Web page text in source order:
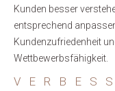
Kunden besser
entsprechend
Kundenzufriedenheit
Wettbewerbsfähigkeit.